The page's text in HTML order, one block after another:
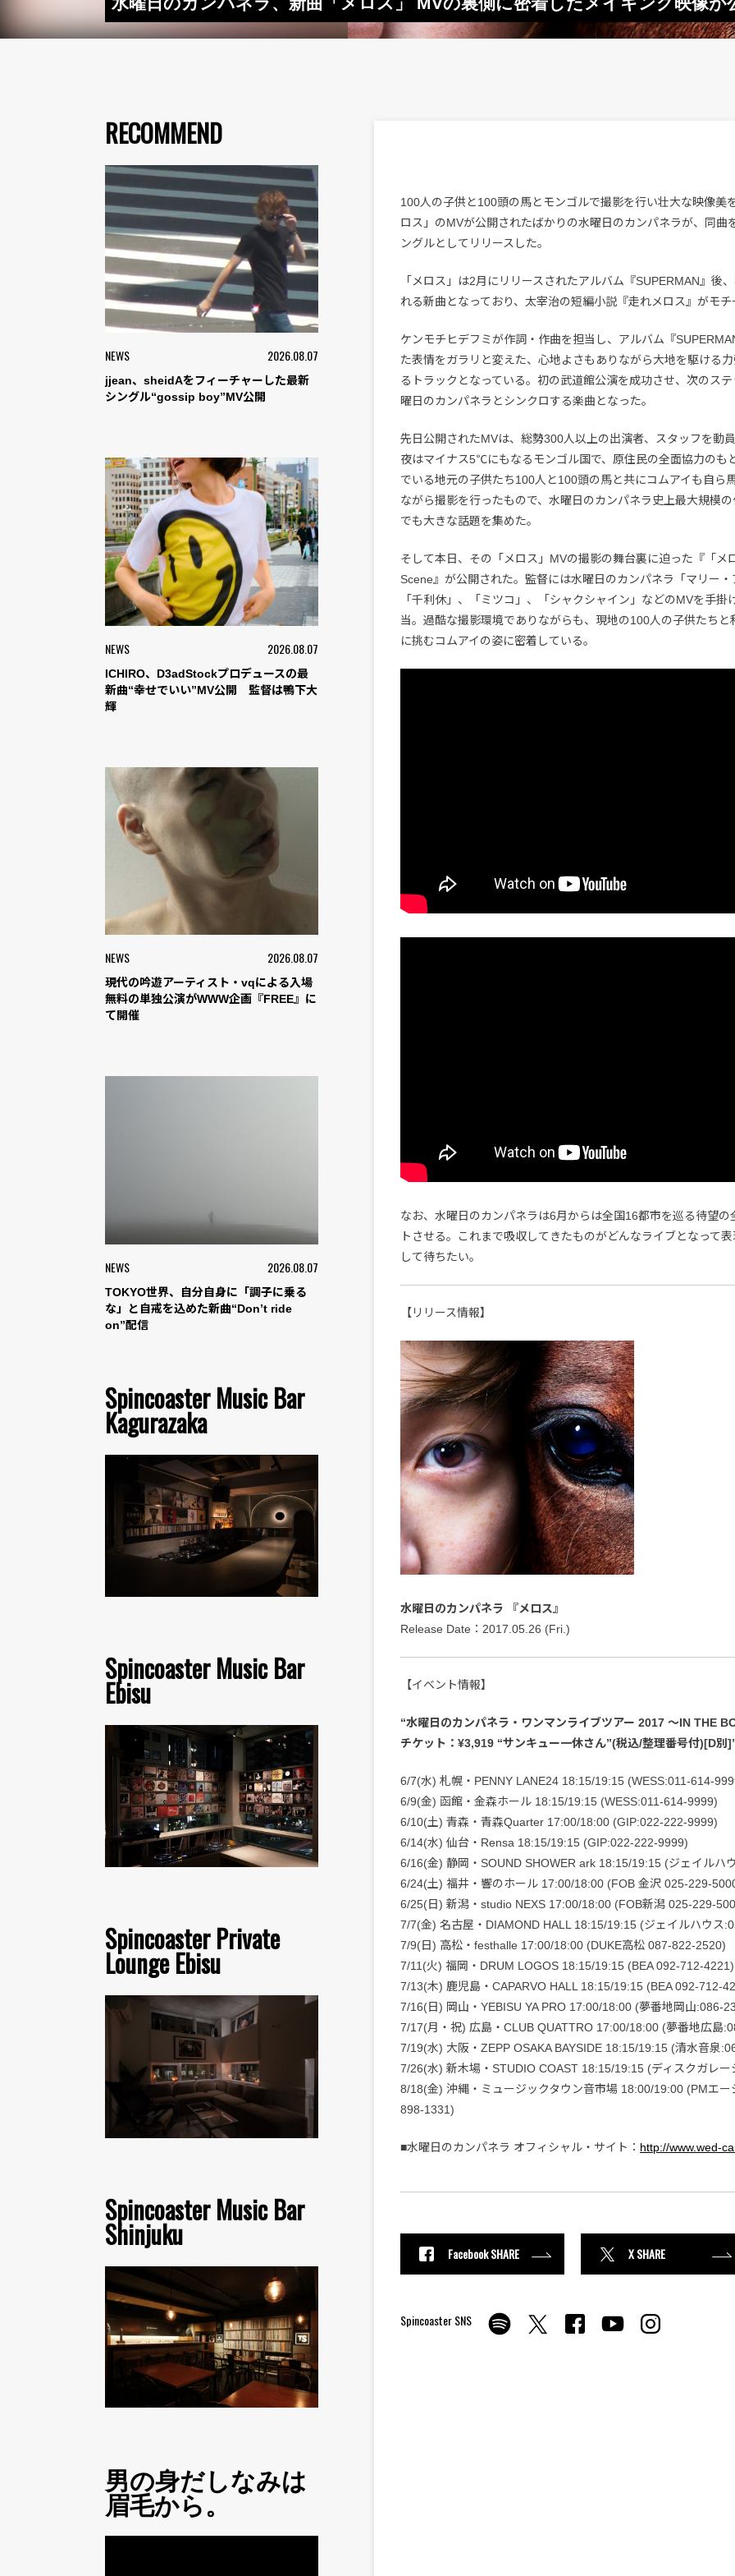
RECOMMEND
NEWS 2026.08.07
jjean、sheidAをフィーチャーした最新
シングル“gossip boy”MV公開
NEWS 2026.08.07
ICHIRO、D3adStockプロデュースの最
新曲“幸せでいい”MV公開 監督は鴨下大
輝
NEWS 2026.08.07
現代の吟遊アーティスト・vqによる入場
無料の単独公演がWWW企画『FREE』に
て開催
NEWS 2026.08.07
TOKYO世界、自分自身に「調子に乗る
な」と自戒を込めた新曲“Don’t ride
on”配信
Spincoaster Music Bar
Kagurazaka
Spincoaster Music Bar
Ebisu
Spincoaster Private
Lounge Ebisu
Spincoaster Music Bar
Shinjuku
男の身だしなみは
眉毛から。
100人の子供と100頭の馬とモンゴルで撮影を行い壮大な映像美
ロス」のMVが公開されたばかりの水曜日のカンパネラが、同曲
ングルとしてリリースした。
「メロス」は2月にリリースされたアルバム『SUPERMAN』後
れる新曲となっており、太宰治の短編小説『走れメロス』がモチ
ケンモチヒデフミが作詞・作曲を担当し、アルバム『
た表情をガラリと変えた、心地よさもありながら大地を駆ける力
るトラックとなっている。初の武道館公演を成功させ、次のス
曜日のカンパネラとシンクロする楽曲となった。
先日公開されたMVは、総勢300人以上の出演者、スタッフを動
夜はマイナス5℃にもなるモンゴル国で、原住民の全面協力のも
でいる地元の子供たち100人と100頭の馬と共にコムアイも自ら
ながら撮影を行ったもので、水曜日のカンパネラ史上最大規模
でも大きな話題を集めた。
そして本日、その「メロス」MVの撮影の舞台裏に迫った『「メ
Scene』が公開された。監督には水曜日のカンパネラ「マリー・
「千利休」、「ミツコ」、「シャクシャイン」などのMVを手掛
当。過酷な撮影環境でありながらも、現地の100人の子供たちと
に挑むコムアイの姿に密着している。
なお、水曜日のカンパネラは6月からは全国16都市を巡る待望の
トさせる。これまで吸収してきたものがどんなライブとなって
して待ちたい。
【リリース情報】
水曜日のカンパネラ 『メロス』
Release Date：2017.05.26 (Fri.)
【イベント情報】
“水曜日のカンパネラ・ワンマンライブツアー 2017 〜IN THE
チケット：¥3,919 “サンキュー一休さん”(税込/整理番号付)[D別
6/7(水) 札幌・PENNY LANE24 18:15/19:15 (WESS:011-614-
6/9(金) 函館・金森ホール 18:15/19:15 (WESS:011-614-9999)
6/10(土) 青森・青森Quarter 17:00/18:00 (GIP:022-222-9999)
6/14(水) 仙台・Rensa 18:15/19:15 (GIP:022-222-9999)
6/16(金) 静岡・SOUND SHOWER ark 18:15/19:15 (ジェイルハ
6/24(土) 福井・響のホール 17:00/18:00 (FOB 金沢 025-229-
6/25(日) 新潟・studio NEXS 17:00/18:00 (FOB新潟 025-229-
7/7(金) 名古屋・DIAMOND HALL 18:15/19:15 (ジェイルハウス
7/9(日) 高松・festhalle 17:00/18:00 (DUKE高松 087-822-2520)
7/11(火) 福岡・DRUM LOGOS 18:15/19:15 (BEA 092-712-4221)
7/13(木) 鹿児島・CAPARVO HALL 18:15/19:15 (BEA 092-712-
7/16(日) 岡山・YEBISU YA PRO 17:00/18:00 (夢番地岡山:086-
7/17(月・祝) 広島・CLUB QUATTRO 17:00/18:00 (夢番地広島
7/19(水) 大阪・ZEPP OSAKA BAYSIDE 18:15/19:15 (清水音泉
7/26(水) 新木場・STUDIO COAST 18:15/19:15 (ディスクガレ
8/18(金) 沖縄・ミュージックタウン音市場 18:00/19:00 (PMエー
898-1331)
■水曜日のカンパネラ オフィシャル・サイト： http://www.wed-
Facebook SHARE X SHARE
Spincoaster SNS